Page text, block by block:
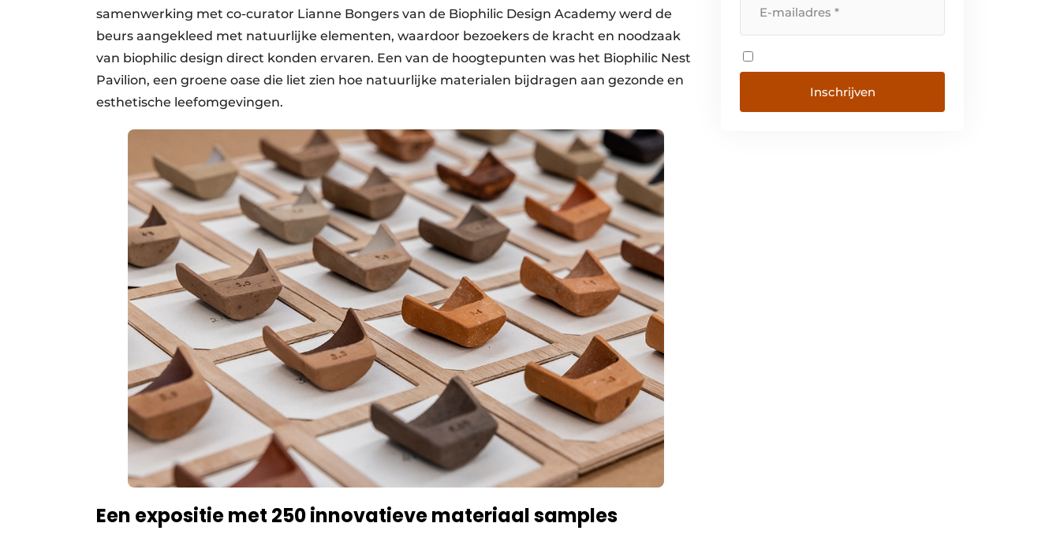
samenwerking met co-curator Lianne Bongers van de Biophilic Design Academy werd de
beurs aangekleed met natuurlijke elementen, waardoor bezoekers de kracht en noodzaak
van biophilic design direct konden ervaren. Een van de hoogtepunten was het Biophilic Nest
Pavilion, een groene oase die liet zien hoe natuurlijke materialen bijdragen aan gezonde en
esthetische leefomgevingen.
Een expositie met 250 innovatieve materiaal samples